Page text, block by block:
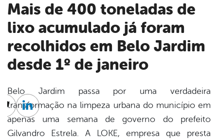
Mais de 400 toneladas de
lixo acumulado já foram
recolhidos em Belo Jardim
desde 1º de janeiro
Belo Jardim passa por uma verdadeira
transformação na limpeza urbana do município em
apenas uma semana de governo do prefeito
Gilvandro Estrela. A LOKE, empresa que presta
Twitter
Linkedin